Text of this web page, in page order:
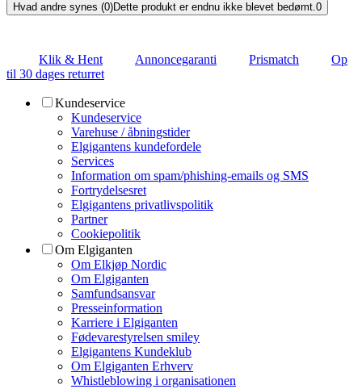
Hvad andre synes (0)Dette produkt er endnu ikke blevet bedømt.0
Klik & Hent Annoncegaranti Prismatch
Op
til 30 dages returret
Kundeservice
Kundeservice
Varehuse / åbningstider
Elgigantens kundefordele
Services
Information om spam/phishing-emails og SMS
Fortrydelsesret
Elgigantens privatlivspolitik
Partner
Cookiepolitik
Om Elgiganten
Om Elkjøp Nordic
Om Elgiganten
Samfundsansvar
Presseinformation
Karriere i Elgiganten
Fødevarestyrelsen smiley
Elgigantens Kundeklub
Om Elgiganten Erhverv
Whistleblowing i organisationen